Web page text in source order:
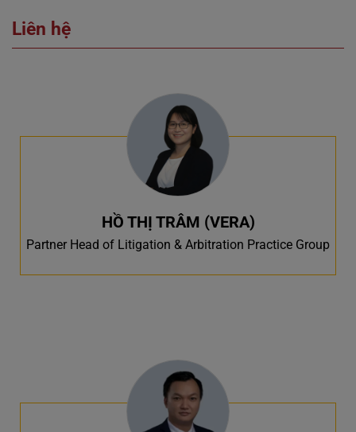
Liên hệ
HỒ THỊ TRÂM (VERA)
Partner Head of Litigation & Arbitration Practice Group